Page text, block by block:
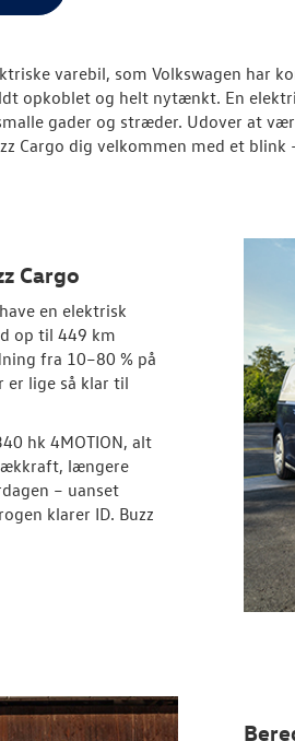
varebil, som Volkswagen har
opkoblet og helt nytænkt. En
gader og stræder. Udover at
Cargo dig velkommen med et
Cargo
en elektrisk
op til 449 km
fra 10–80 % på
er lige så klar til
hk 4MOTION, alt
længere
– uanset
klarer ID. Buzz